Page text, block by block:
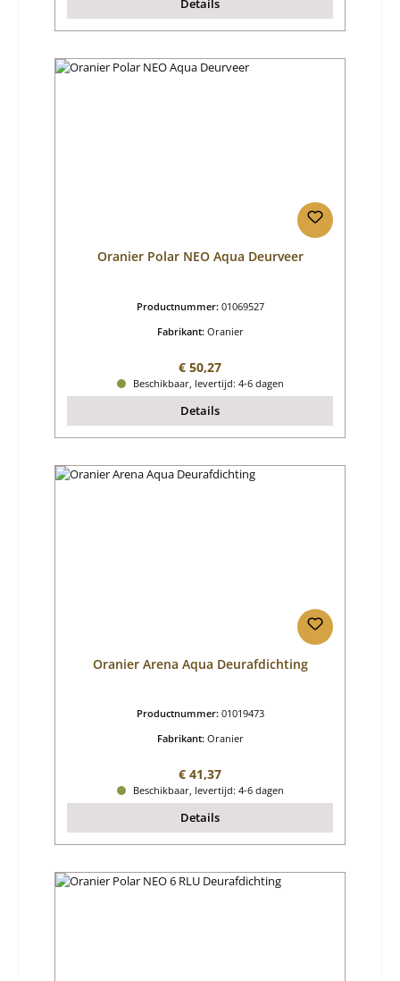
Details
Oranier Polar NEO Aqua Deurveer
Productnummer: 01069527
Fabrikant: Oranier
Normale prijs:
€ 50,27
Beschikbaar, levertijd: 4-6 dagen
Details
Oranier Arena Aqua Deurafdichting
Productnummer: 01019473
Fabrikant: Oranier
Normale prijs:
€ 41,37
Beschikbaar, levertijd: 4-6 dagen
Details